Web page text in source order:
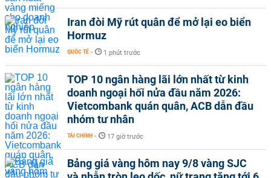
Iran đòi Mỹ rút quân để mở lại eo biển
Hormuz
QUỐC TẾ - 1 phút trước
TOP 10 ngân hàng lãi lớn nhất từ kinh
doanh ngoại hối nửa đầu năm 2026:
Vietcombank quán quân, ACB dẫn đầu
nhóm tư nhân
TÀI CHÍNH - 17 giờ trước
Bảng giá vàng hôm nay 9/8 vàng SJC